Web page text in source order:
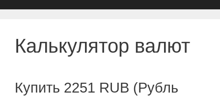
Калькулятор валют
Купить 2251 RUB (Рубль